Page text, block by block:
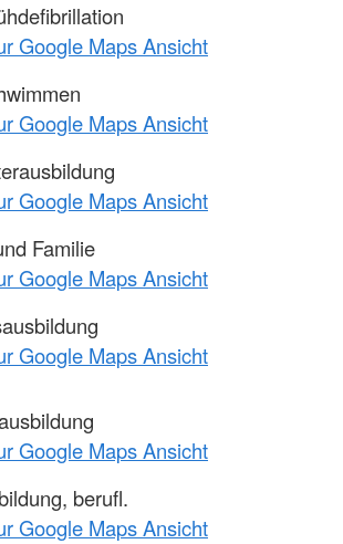
Google Maps Ansicht
Google Maps Ansicht
Google Maps Ansicht
Familie
Google Maps Ansicht
Google Maps Ansicht
Google Maps Ansicht
berufl.
Google Maps Ansicht